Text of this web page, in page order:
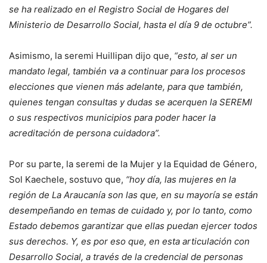
se ha realizado en el Registro Social de Hogares del
Ministerio de Desarrollo Social, hasta el día 9 de octubre”.
Asimismo, la seremi Huillipan dijo que, “esto, al ser un
mandato legal, también va a continuar para los procesos
elecciones que vienen más adelante, para que también,
quienes tengan consultas y dudas se acerquen la SEREMI
o sus respectivos municipios para poder hacer la
acreditación de persona cuidadora”.
Por su parte, la seremi de la Mujer y la Equidad de Género,
Sol Kaechele, sostuvo que, “hoy día, las mujeres en la
región de La Araucanía son las que, en su mayoría se están
desempeñando en temas de cuidado y, por lo tanto, como
Estado debemos garantizar que ellas puedan ejercer todos
sus derechos. Y, es por eso que, en esta articulación con
Desarrollo Social, a través de la credencial de personas